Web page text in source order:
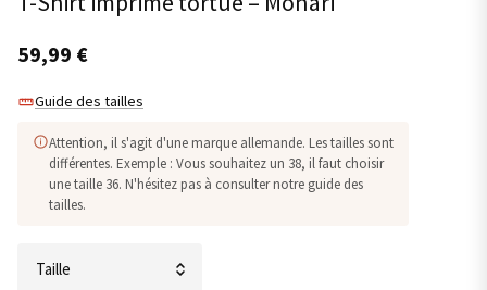
59,99 €
Guide des tailles
Attention, il s'agit d'une marque allemande. Les tailles sont
différentes. Exemple : Vous souhaitez un 38, il faut choisir
une taille 36. N'hésitez pas à consulter notre guide des
tailles.